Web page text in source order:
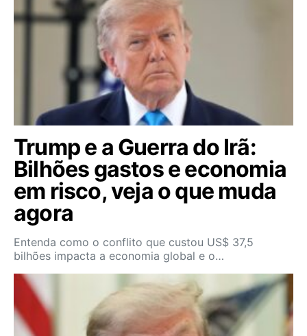
Trump e a Guerra do Irã:
Bilhões gastos e economia
em risco, veja o que muda
agora
Entenda como o conflito que custou US$ 37,5
bilhões impacta a economia global e o…